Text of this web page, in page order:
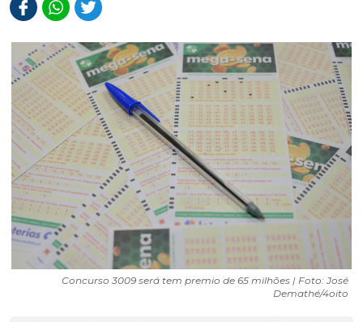
Concurso 3009 será tem premio de 65 milhões | Foto: José
Demathé/4oito